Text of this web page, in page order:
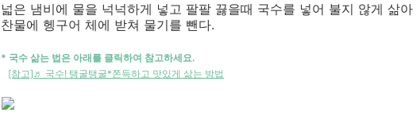
넓은 냄비에 물을 넉넉하게 넣고 팔팔 끓을때 국수를 넣어 불지 않게 삶아
찬물에 헹구어 체에 받쳐 물기를 뺀다.
* 국수 삶는 법은 아래를 클릭하여 참고하세요.
[참고] ♬ 국수! 탱굴탱굴*쫀득하고 맛있게 삶는 방법